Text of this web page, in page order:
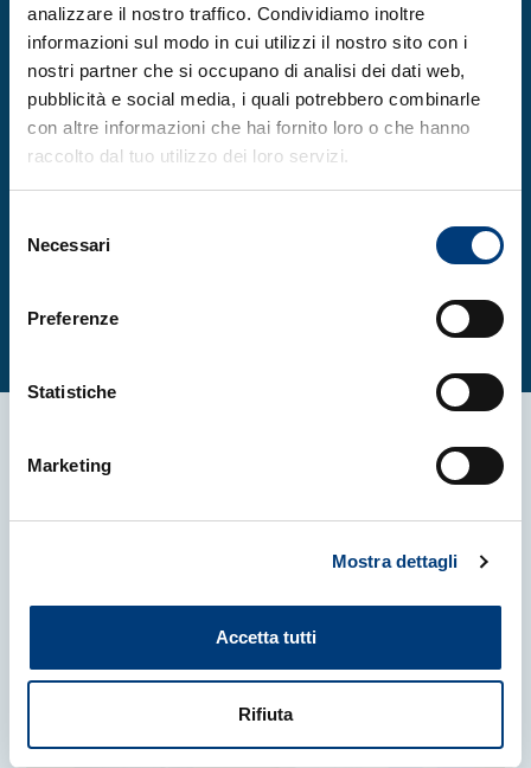
analizzare il nostro traffico. Condividiamo inoltre
informazioni sul modo in cui utilizzi il nostro sito con i
nostri partner che si occupano di analisi dei dati web,
pubblicità e social media, i quali potrebbero combinarle
con altre informazioni che hai fornito loro o che hanno
raccolto dal tuo utilizzo dei loro servizi.
delNecessari
Preferenze
Statistiche
Marketing
Mostra dettagli
Accetta tutti
Rifiuta